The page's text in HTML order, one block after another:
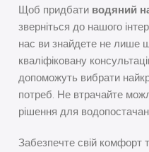
Щоб придбати водяний
зверніться до нашого
нас ви знайдете не лише
кваліфіковану
допоможуть вибрати
потреб. Не втрачайте
рішення для
Забезпечте свій комфорт